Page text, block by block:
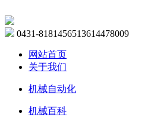
0431-8181456513614478009
网站首页
关于我们
机械自动化
机械百科